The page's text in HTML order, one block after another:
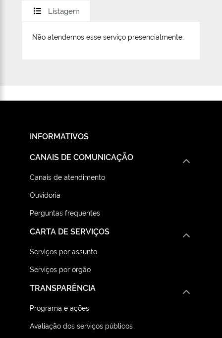
Listagem
Não atendemos esse serviço presencialmente.
INFORMATIVOS
CANAIS DE COMUNICAÇÃO
Canais de atendimento
Ouvidoria
Perguntas frequentes
CARTA DE SERVIÇOS
Serviços por assunto
Serviços por órgão
TRANSPARÊNCIA
Programa e ações
Avaliação dos serviços públicos